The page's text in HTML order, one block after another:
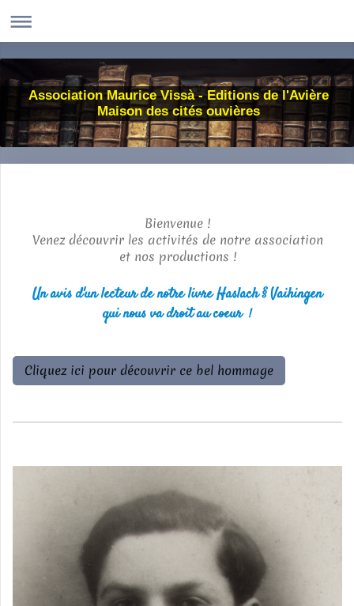
Association Maurice Vissà - Editions de l'Avière
Maison des cités ouvières
Bienvenue !
Venez découvrir les activités de notre association
et nos productions !
Un avis d'un lecteur de notre livre Haslach § Vaihingen
qui nous va droit au coeur !
Cliquez ici pour découvrir ce bel hommage